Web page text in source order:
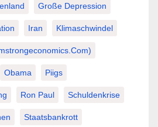
Große Depression
Iran Klimaschwindel
Obama Piigs
Ron Paul Schuldenkrise
Staatsbankrott